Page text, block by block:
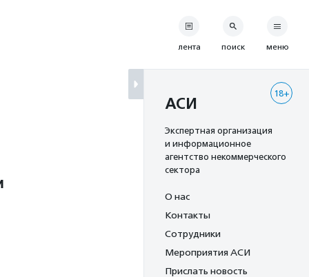
лента поиск меню
18+
АСИ
Экспертная организация
и информационное
агентство некоммерческого
сектора
О нас
Контакты
Сотрудники
Мероприятия АСИ
Прислать новость